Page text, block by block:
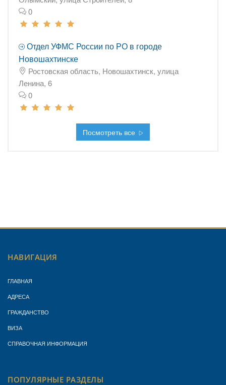
0
Отдел УФМС России по РО в городе
Новошахтинске
Ростовская область, Новошахтинск, улица
Ленина, 6
0
Посмотреть все
НАВИГАЦИЯ
ГЛАВНАЯ
АДРЕСА
ГРАЖДАНСТВО
ВИЗА
СПРАВОЧНАЯ ИНФОРМАЦИЯ
ПОПУЛЯРНЫЕ РАЗДЕЛЫ